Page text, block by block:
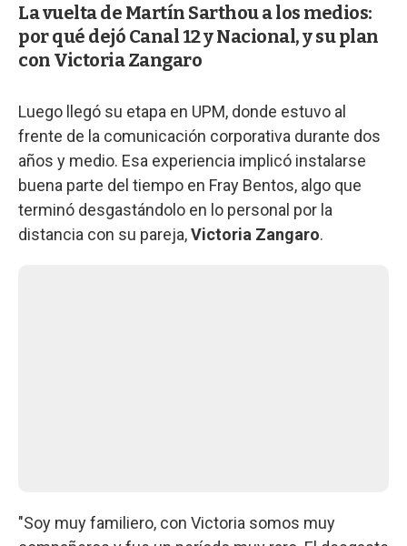
La vuelta de Martín Sarthou a los medios:
por qué dejó Canal 12 y Nacional, y su plan
con Victoria Zangaro
Luego llegó su etapa en UPM, donde estuvo al
frente de la comunicación corporativa durante dos
años y medio. Esa experiencia implicó instalarse
buena parte del tiempo en Fray Bentos, algo que
terminó desgastándolo en lo personal por la
distancia con su pareja,Victoria Zangaro.
"Soy muy familiero, con Victoria somos muy